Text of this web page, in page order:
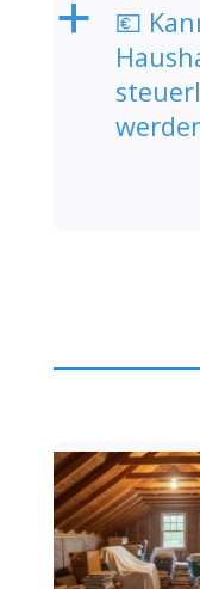
a
💶